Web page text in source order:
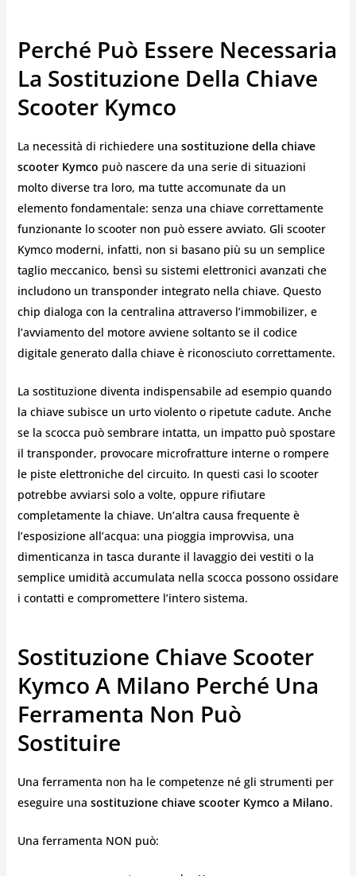
Perché Può Essere Necessaria
La Sostituzione Della Chiave
Scooter Kymco
La necessità di richiedere una sostituzione della chiave
scooter Kymco può nascere da una serie di situazioni
molto diverse tra loro, ma tutte accomunate da un
elemento fondamentale: senza una chiave correttamente
funzionante lo scooter non può essere avviato. Gli scooter
Kymco moderni, infatti, non si basano più su un semplice
taglio meccanico, bensì su sistemi elettronici avanzati che
includono un transponder integrato nella chiave. Questo
chip dialoga con la centralina attraverso l’immobilizer, e
l’avviamento del motore avviene soltanto se il codice
digitale generato dalla chiave è riconosciuto correttamente.
La sostituzione diventa indispensabile ad esempio quando
la chiave subisce un urto violento o ripetute cadute. Anche
se la scocca può sembrare intatta, un impatto può spostare
il transponder, provocare microfratture interne o rompere
le piste elettroniche del circuito. In questi casi lo scooter
potrebbe avviarsi solo a volte, oppure rifiutare
completamente la chiave. Un’altra causa frequente è
l’esposizione all’acqua: una pioggia improvvisa, una
dimenticanza in tasca durante il lavaggio dei vestiti o la
semplice umidità accumulata nella scocca possono ossidare
i contatti e compromettere l’intero sistema.
Sostituzione Chiave Scooter
Kymco A Milano Perché Una
Ferramenta Non Può
Sostituire
Una ferramenta non ha le competenze né gli strumenti per
eseguire una sostituzione chiave scooter Kymco a Milano.
Una ferramenta NON può: